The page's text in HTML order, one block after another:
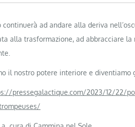
continuerà ad andare alla deriva
alla trasformazione, ad abbracciare
il nostro potere interiore e diventiamo
pressegalactique.com/2023/12/22/